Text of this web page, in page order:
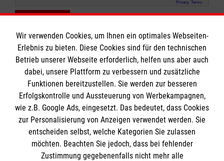
Informationen
Impressum
Datenschutz
Die Malteser
Wir verwenden Cookies, um Ihnen ein optimales Webseiten-
Erlebnis zu bieten. Diese Cookies sind für den technischen
Betrieb unserer Webseite erforderlich, helfen uns aber auch
dabei, unsere Plattform zu verbessern und zusätzliche
Funktionen bereitzustellen. Sie werden zur besseren
Erfolgskontrolle und Aussteuerung von Werbekampagnen,
wie z.B. Google Ads, eingesetzt. Das bedeutet, dass Cookies
zur Personalisierung von Anzeigen verwendet werden. Sie
entscheiden selbst, welche Kategorien Sie zulassen
möchten. Beachten Sie jedoch, dass bei fehlender
Zustimmung gegebenenfalls nicht mehr alle